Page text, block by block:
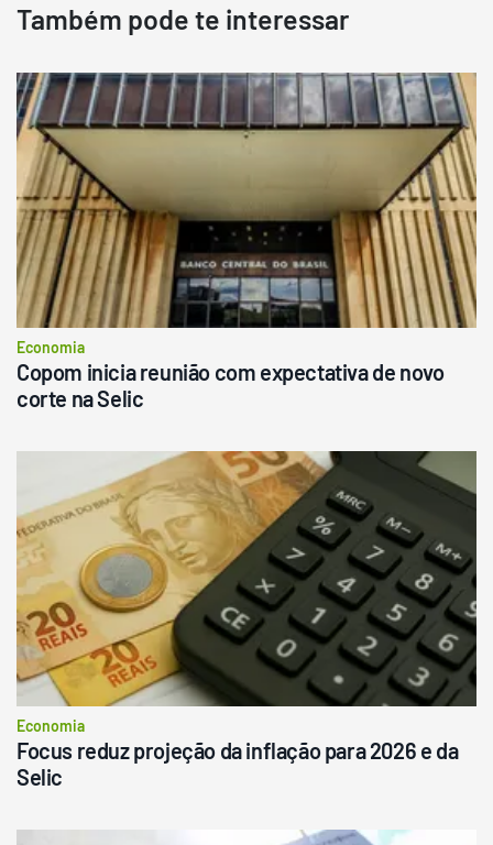
Destaque
Usado
Pá Carregadeira Cat 966
Ano 1987
R$ 145.000
Consultar
Também pode te interessar
Economia
Copom inicia reunião com expectativa de novo
corte na Selic
Economia
Focus reduz projeção da inflação para 2026 e da
Selic